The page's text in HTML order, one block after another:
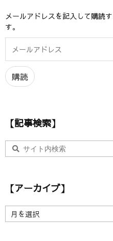
メールアドレスを記入して購読
す。
ル
ア
ド
購読
【記事検索】
【アーカイブ】
ア